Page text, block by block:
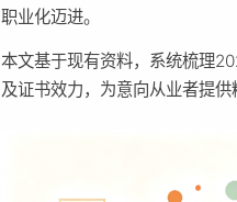
职业化迈进。
本文基于现有资料，系统梳理
及证书效力，为意向从业者提供